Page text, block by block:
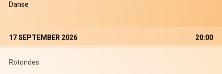
Danse
17 SEPTEMBER 2026 20:00
Rotondes